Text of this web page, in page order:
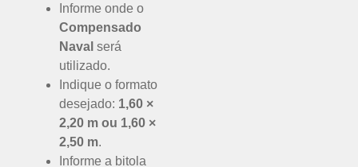
Informe onde o
Compensado
Naval será
utilizado.
Indique o formato
desejado: 1,60 ×
2,20 m ou 1,60 ×
2,50 m.
Informe a bitola